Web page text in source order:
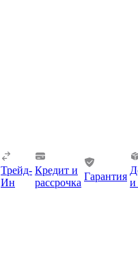
Трейд-
Ин
Кредит и
рассрочка
Гарантия
и